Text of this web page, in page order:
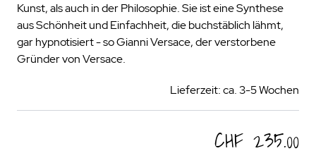
Kunst, als auch in der Philosophie. Sie ist eine Synthese
aus Schönheit und Einfachheit, die buchstäblich lähmt,
gar hypnotisiert - so Gianni Versace, der verstorbene
Gründer von Versace.
Lieferzeit: ca. 3-5 Wochen
CHF 235.00